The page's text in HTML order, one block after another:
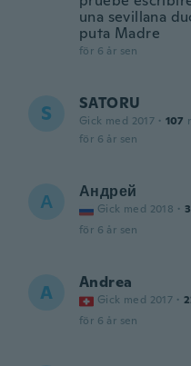
una sevillana
puta Madre
för 6 år sen
S SATORU
Gick med 2017 · 107
för 6 år sen
А Андрей
Gick med 2018 ·
för 6 år sen
A Andrea
Gick med 2017 ·
för 6 år sen